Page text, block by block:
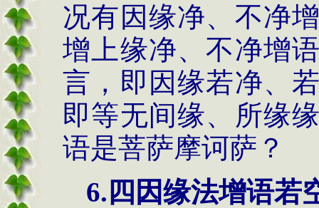
况有因缘净、不净
增上缘净、不净增
言，即因缘若净、
即等无间缘、所缘
语是菩萨摩诃萨？
6. 四因缘法增语若